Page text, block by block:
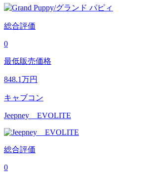
総合評価
0
最低販売価格
848.1万円
キャブコン
Jeepney EVOLITE
総合評価
0